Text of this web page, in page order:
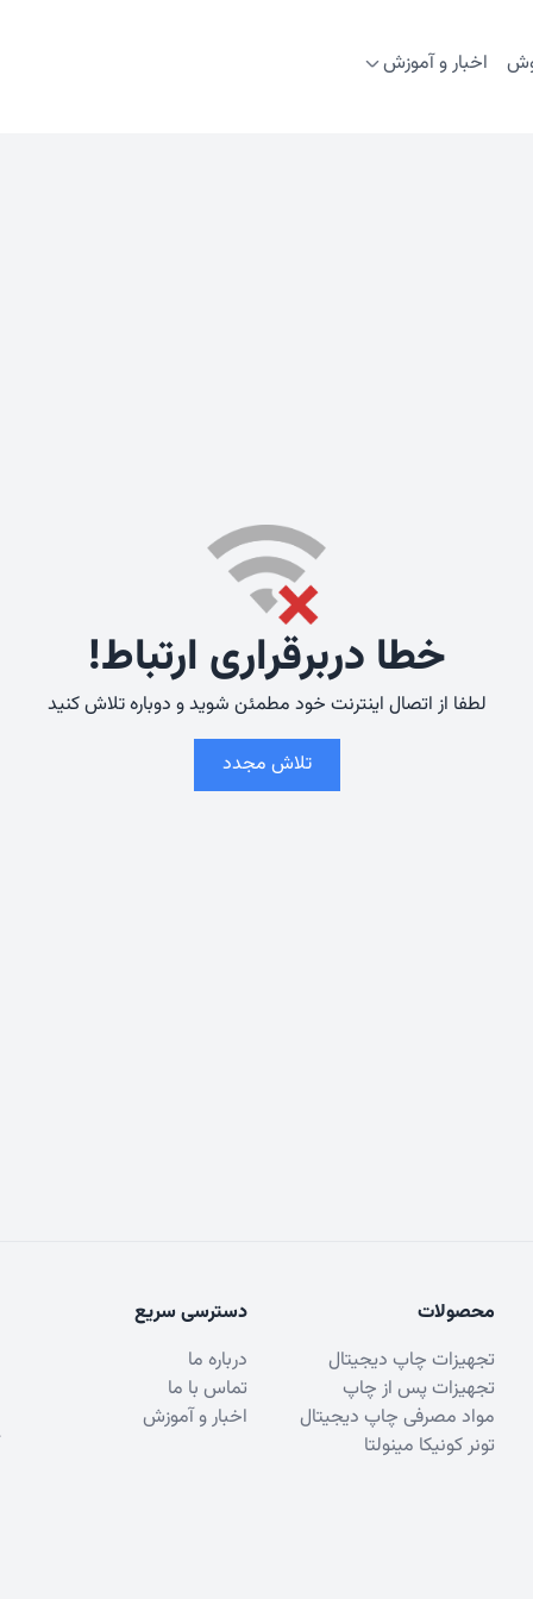
اخبار و آموزش
خطا دربرقراری ارتباط!
لطفا از اتصال اینترنت خود مطمئن شوید و دوباره تلاش کنید
تلاش مجدد
محصولات
تجهیزات چاپ دیجیتال
تجهیزات پس از چاپ
مواد مصرفی چاپ دیجیتال
تونر کونیکا مینولتا
دسترسی سریع
درباره ما
تماس با ما
اخبار و آموزش